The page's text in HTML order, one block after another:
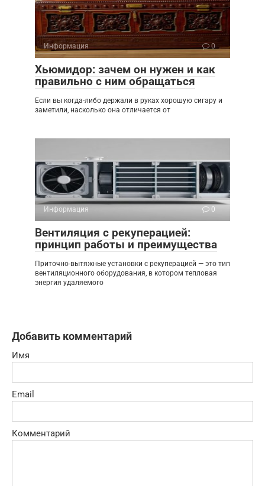
Информация 0
Хьюмидор: зачем он нужен и как
правильно с ним обращаться
Если вы когда-либо держали в руках хорошую сигару и
заметили, насколько она отличается от
Информация 0
Вентиляция с рекуперацией:
принцип работы и преимущества
Приточно-вытяжные установки с рекуперацией — это тип
вентиляционного оборудования, в котором тепловая
энергия удаляемого
Добавить комментарий
Имя
Email
Комментарий